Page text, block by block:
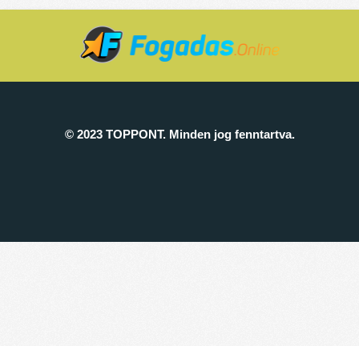
© 2023 TOPPONT. Minden jog fenntartva.